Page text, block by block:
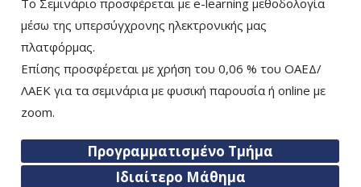
μέσω της υπερσύγχρονης ηλεκτρονικής μας
πλατφόρμας.
Επίσης προσφέρεται με χρήση του 0,06 % του ΟΑΕΔ/
ΛΑΕΚ για τα σεμινάρια με φυσική παρουσία ή online με
zoom.
Προγραμματισμένο Τμήμα
Ιδιαίτερο Μάθημα